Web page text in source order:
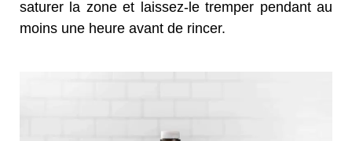
saturer la zone et laissez-le tremper pendant au
moins une heure avant de rincer.